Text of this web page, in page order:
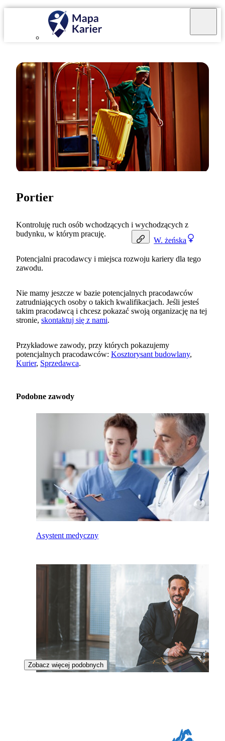
W. żeńska
Portier
Kontroluję ruch osób wchodzących i wychodzących z
budynku, w którym pracuję.
Potencjalni pracodawcy i miejsca rozwoju kariery dla tego
zawodu.
Nie mamy jeszcze w bazie potencjalnych pracodawców
zatrudniających osoby o takich kwalifikacjach. Jeśli jesteś
takim pracodawcą i chcesz pokazać swoją organizację na tej
stronie, skontaktuj się z nami.
Przykładowe zawody, przy których pokazujemy
potencjalnych pracodawców: Kosztorysant budowlany,
Kurier, Sprzedawca.
Podobne zawody
Asystent medyczny
Zobacz więcej podobnych